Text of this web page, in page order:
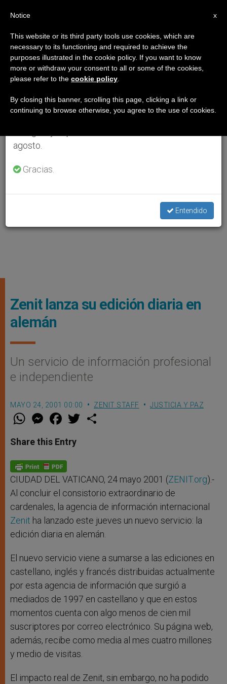
Zenit lanza su edición diaria en
alemán
Un servicio de información profesional
e independiente
MAYO 24, 2001 00:00 ZENIT STAFF JUSTICIA Y PAZ
W
t
s
p
p
M
e
s
e
g
e
r
F
a
e
b
o
k
w
Share this Entry
CIUDAD DEL VATICANO, 24 mayo 2001 (ZENIT.org).-
Al concluir el consistorio extraordinario de
cardenales, la agencia de información internacional
Zenit ha lanzado este jueves un nuevo servicio: la
edición diaria en alemán.
El nuevo servicio viene a sumarse a las ediciones en
castellano, inglés y francés distribuidas actualmente
por esta agencia de información que surgió a
mediados de 1997 en castellano y que en estos
momentos cuenta con algo menos de cien mil
suscriptores por correo electrónico. Su página web,
además, recibe como media al mes cuatro millones
y medio de visitas.
El impacto real de Zenit, sin embargo, no ha podido
×
Aviso importante
Del 27 de julio al 7 de agosto haremos la pausa
anual, aprovechando que en el periodo de verano
se generan menos informaciones y también el
agosto.
Gracias.
Entendido
x
Notice
This website or its third party tools use cookies, which are
necessary to its functioning and required to achieve the
purposes illustrated in the cookie policy. If you want to know
more or withdraw your consent to all or some of the cookies,
please refer to the cookie policy
By closing this banner, scrolling this page, clicking a link or
continuing to browse otherwise, you agree to the use of cookies.